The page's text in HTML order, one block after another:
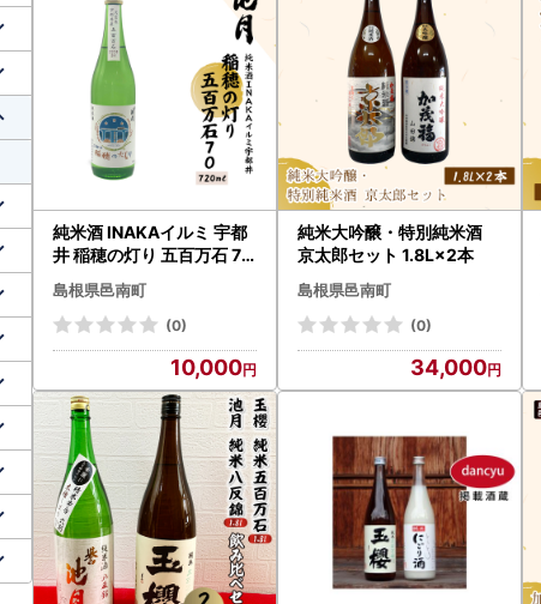
純米酒 INAKAイルミ 宇都
井 稲穂の灯り 五百万石 70
720ml 池月酒造
島根県邑南町
(0)
10,000
純米大吟醸・特別純米酒
京太郎セット 1.8L×2本
島根県邑南町
(0)
34,000